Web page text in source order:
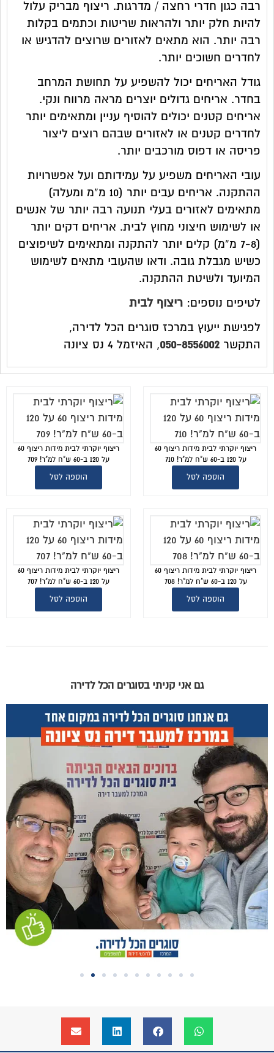
רבה כגון חדרי רחצה / מדרגות. ריצוף מבריק עלול
להיות חלק יותר ולהראות שריטות וכתמים בקלות
רבה יותר. הוא מתאים לאזורים שרוצים להדגיש או
לחדרים חשוכים יותר.
גודל האריחים יכול להשפיע על תחושת המרחב
בחדר. אריחים גדולים יוצרים מראה מרווח ונקי.
אריחים קטנים יכולים להוסיף עניין ומתאימים יותר
לחדרים קטנים או לאזורים שבהם רוצים ליצור
פריסה או דפוס מורכבים יותר.
עובי האריחים משפיע על עמידותם ועל אפשרויות
ההתקנה. אריחים עבים יותר (10 מ”מ ומעלה)
מתאימים לאזורים בעלי תנועה רבה יותר של אנשים
או לשימוש חיצוני מחוץ לבית. אריחים דקים יותר
(7-8 מ”מ) קלים יותר להתקנה ומתאימים לשיפוצים
כשיש מגבלת גובה. ודאו שהעובי מתאים לשימוש
המיועד ולשיטת ההתקנה.
לטיפים נוספים: ריצוף לבית
לפגישת ייעוץ במרכז סוגרים הכל לדירה,
התקשר 050-8556002, האיזמל 4 נס ציונה
ריצוף יוקרתי לבית מידות ריצוף 60
על 120 ב-60 ש"ח למ"ר! 710
הוספה לסל
ריצוף יוקרתי לבית מידות ריצוף 60
על 120 ב-60 ש"ח למ"ר! 709
הוספה לסל
ריצוף יוקרתי לבית מידות ריצוף 60
על 120 ב-60 ש"ח למ"ר! 708
הוספה לסל
ריצוף יוקרתי לבית מידות ריצוף 60
על 120 ב-60 ש"ח למ"ר! 707
הוספה לסל
גם אני קניתי בסוגרים הכל לדירה